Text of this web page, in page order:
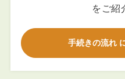
をご紹
手続きの流れ